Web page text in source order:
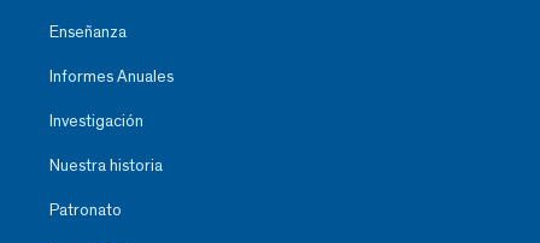
Enseñanza
Informes Anuales
Investigación
Nuestra historia
Patronato